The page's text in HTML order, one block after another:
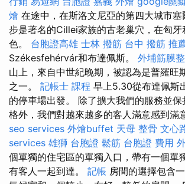
燴 在途中，在斯洛文尼亞的第四大城市
步是著名的Cillei家族的古老巢穴，在匈牙
色。 台胞證高雄 士林 撥筋 台中 撥筋 推
Székesfehérvár和布達佩斯。 外埔筋膜
山上，來自中世紀晚期，被認為是普羅旺
之一。 記帳士 課程 早上5.30從布達佩斯
的停車場出發。 除了擴大我們的服務並
格外，我們對越來越多的客人滿意感到滿
seo services 外燴buffet 天母 整骨 文心
services 雄獅 台胞證 鬆筋 台胞證 費用
個單獨的住宅區的單獨入口，帶有一個單
有客人一起到達。 記帳 房間的選擇包含